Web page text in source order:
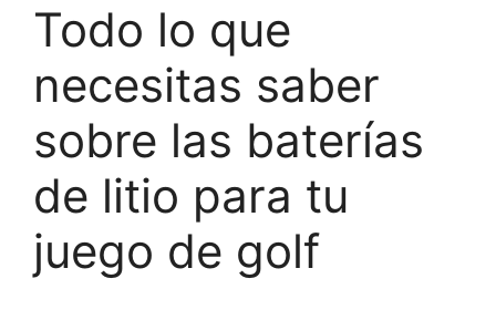
Todo lo que
necesitas saber
sobre las baterías
de litio para tu
juego de golf